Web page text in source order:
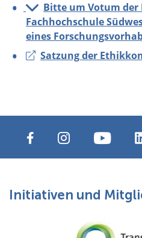
Bitte um Votum
Fachhochschule
eines
Satzung der
Initiativen und